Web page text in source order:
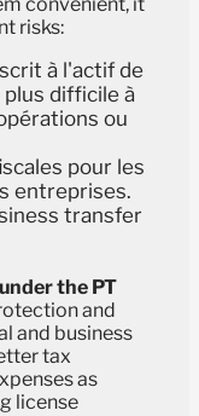
risks:
à l'actif de
difficile à
ou
pour les
entreprises.
transfer
the PT
and
and business
tax
as
license